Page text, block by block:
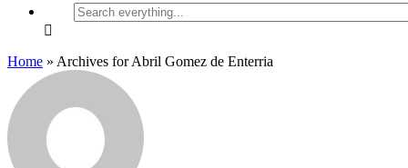
Search
everything...
Home » Archives for Abril Gomez de Enterria